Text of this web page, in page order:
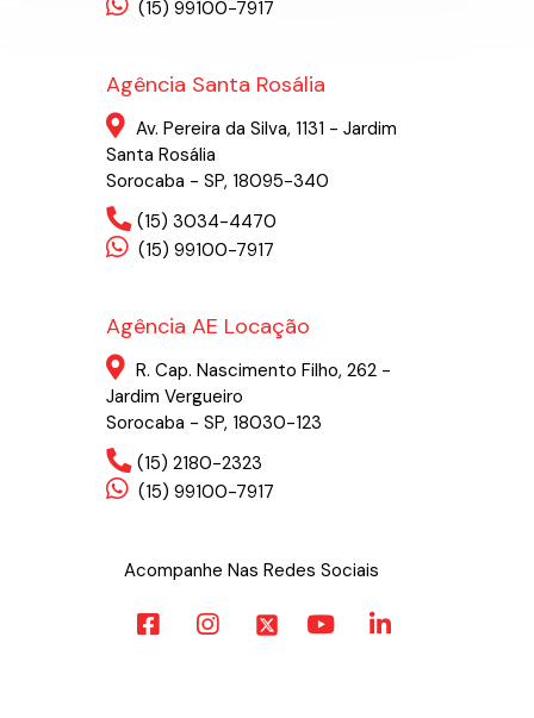
(15) 99100-7917
Agência Santa Rosália
Av. Pereira da Silva, 1131 - Jardim
Santa Rosália
Sorocaba - SP, 18095-340
(15) 3034-4470
(15) 99100-7917
Agência AE Locação
R. Cap. Nascimento Filho, 262 -
Jardim Vergueiro
Sorocaba - SP, 18030-123
(15) 2180-2323
(15) 99100-7917
Acompanhe Nas Redes Sociais